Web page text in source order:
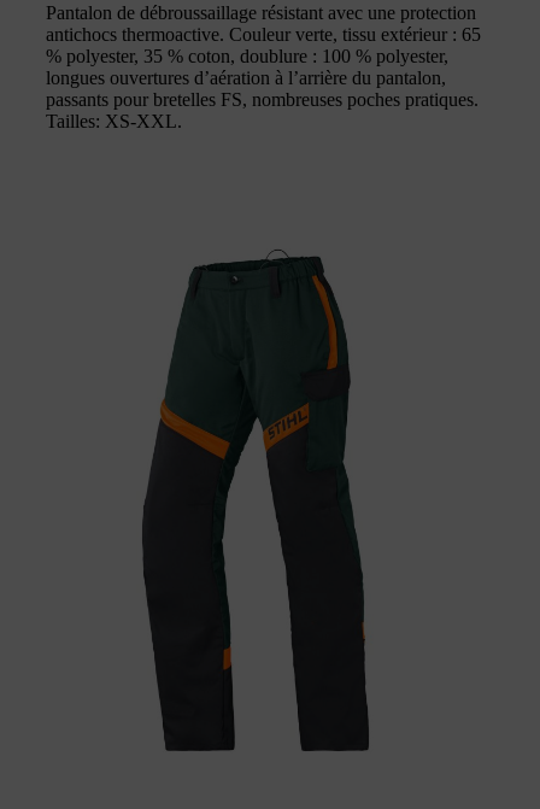
Pantalon de débroussaillage résistant avec une protection
antichocs thermoactive. Couleur verte, tissu extérieur : 65
% polyester, 35 % coton, doublure : 100 % polyester,
longues ouvertures d’aération à l’arrière du pantalon,
passants pour bretelles FS, nombreuses poches pratiques.
Tailles: XS-XXL.